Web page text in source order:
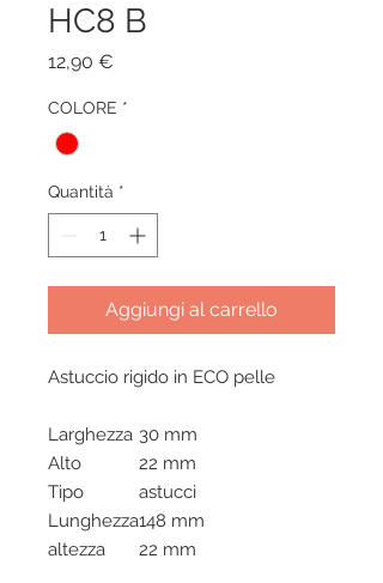
HC8 B
12,90 €
COLORE *
Quantità *
Aggiungi al carrello
Astuccio rigido in ECO pelle
Larghezza 30 mm
Alto
22 mm
Tipo
astucci
Lunghezza148 mm
altezza
22 mm